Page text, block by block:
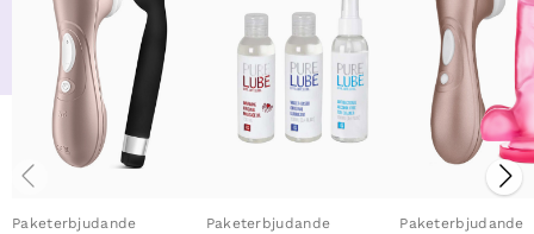
Paketerbjudande Paketerbjudande Paketerbjudande